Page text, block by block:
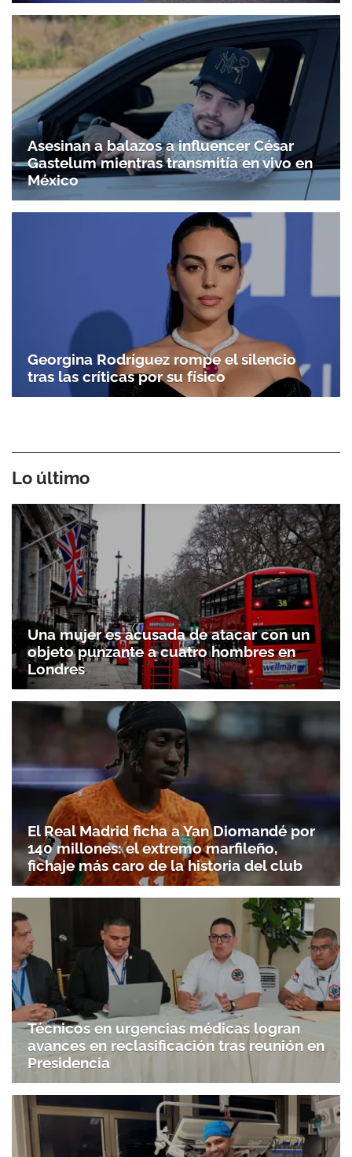
ACEPTAR
Asesinan a balazos a influencer César
Gastelum mientras transmitía en vivo en
México
Georgina Rodríguez rompe el silencio
tras las críticas por su físico
Lo último
Una mujer es acusada de atacar con un
objeto punzante a cuatro hombres en
Londres
El Real Madrid ficha a Yan Diomandé por
140 millones: el extremo marfileño,
fichaje más caro de la historia del club
Técnicos en urgencias médicas logran
avances en reclasificación tras reunión en
Presidencia